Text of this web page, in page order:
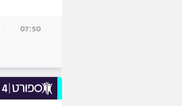
07:50